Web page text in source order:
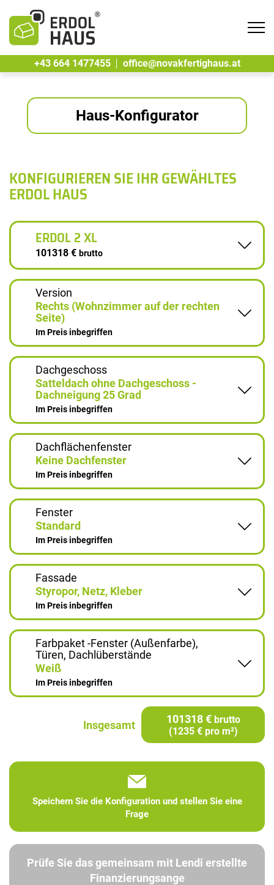
+43 664 1477455
office@novakfertighaus.at
Haus-Konfigurator
KONFIGURIEREN SIE IHR GEWÄHLTES
ERDOL HAUS
ERDOL 2 XL
101318 € brutto
Version
Rechts (Wohnzimmer auf der rechten
Seite)
Im Preis inbegriffen
Dachgeschoss
Satteldach ohne Dachgeschoss -
Dachneigung 25 Grad
Im Preis inbegriffen
Dachflächenfenster
Keine Dachfenster
Im Preis inbegriffen
Fenster
Standard
Im Preis inbegriffen
Fassade
Styropor, Netz, Kleber
Im Preis inbegriffen
Farbpaket -Fenster (Außenfarbe),
Türen, Dachlüberstände
Weiß
Im Preis inbegriffen
Insgesamt 101318 € brutto
(1235 € pro m²)
Speichern Sie die Konfiguration und stellen Sie eine
Frage
Prüfe Sie das gemeinsam mit Lendi erstellte
Finanzierungsange